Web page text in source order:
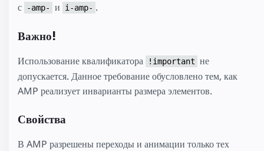
с
-amp- и i-amp- .
Важно!
Использование квалификатора !important не
допускается. Данное требование обусловлено тем, как
AMP реализует инварианты размера элементов.
Свойства
В AMP разрешены переходы и анимации только тех